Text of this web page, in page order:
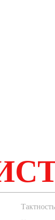
Тактность